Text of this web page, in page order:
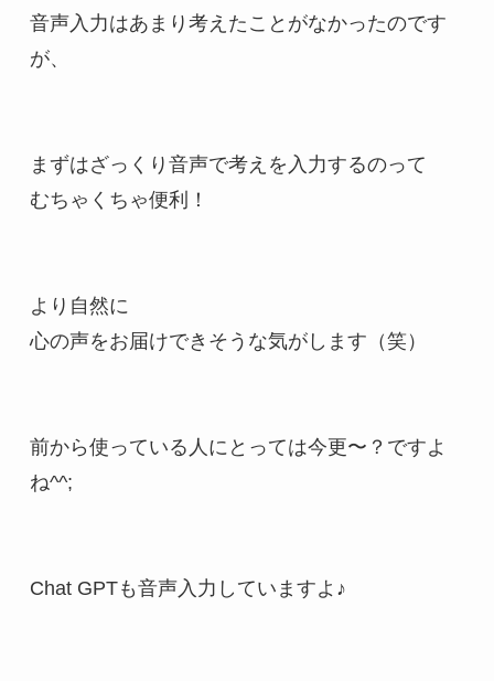
音声入力はあまり考えたことがなかったのです
が、
まずはざっくり音声で考えを入力するのって
むちゃくちゃ便利！
より自然に
心の声をお届けできそうな気がします（笑）
前から使っている人にとっては今更〜？ですよ
ね^^;
Chat GPTも音声入力していますよ♪